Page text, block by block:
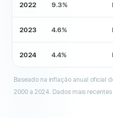
2022 9.3%
2023 4.6%
2024 4.4%
Baseado na inflação anual oficial
2000 a 2024. Dados mais